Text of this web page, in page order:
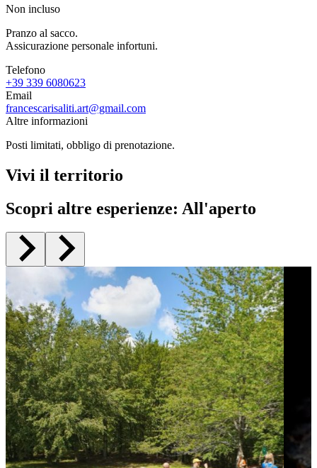
Non incluso
Pranzo al sacco.
Assicurazione personale infortuni.
Telefono
+39 339 6080623
Email
francescarisaliti.art@gmail.com
Altre informazioni
Posti limitati, obbligo di prenotazione.
Vivi il territorio
Scopri altre esperienze: All'aperto